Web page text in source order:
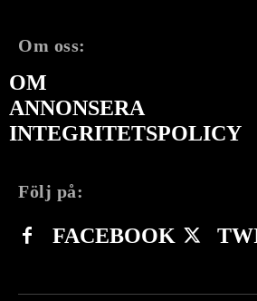
Om oss:
OM
ANNONSERA
INTEGRITETSPOLICY
Följ på:
FACEBOOK